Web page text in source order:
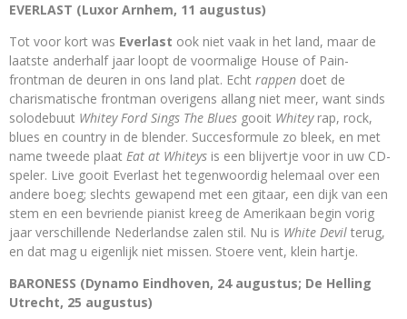
EVERLAST (Luxor Arnhem, 11 augustus)
Tot voor kort was Everlast ook niet vaak in het land, maar de
laatste anderhalf jaar loopt de voormalige House of Pain-
frontman de deuren in ons land plat. Echt rappen doet de
charismatische frontman overigens allang niet meer, want sinds
solodebuut Whitey Ford Sings The Blues gooit Whitey rap, rock,
blues en country in de blender. Succesformule zo bleek, en met
name tweede plaat Eat at Whiteys is een blijvertje voor in uw CD-
speler. Live gooit Everlast het tegenwoordig helemaal over een
andere boeg; slechts gewapend met een gitaar, een dijk van een
stem en een bevriende pianist kreeg de Amerikaan begin vorig
jaar verschillende Nederlandse zalen stil. Nu is White Devil terug,
en dat mag u eigenlijk niet missen. Stoere vent, klein hartje.
BARONESS (Dynamo Eindhoven, 24 augustus; De Helling
Utrecht, 25 augustus)